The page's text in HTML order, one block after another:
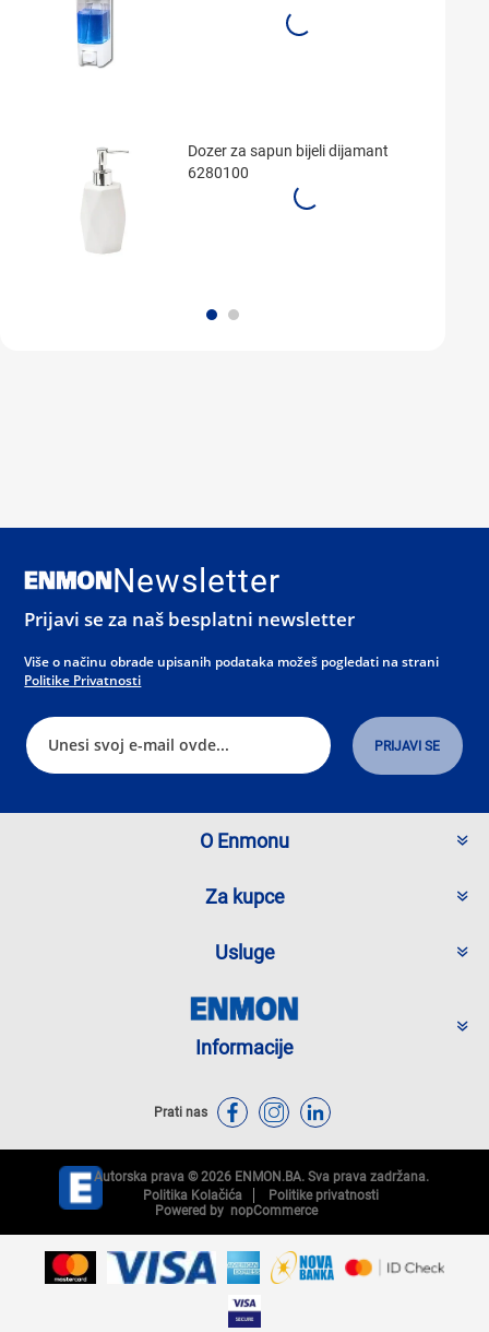
Dozer za sapun bijeli dijamant
6280100
Newsletter
Prijavi se za naš besplatni newsletter
Više o načinu obrade upisanih podataka možeš pogledati na strani
Politike Privatnosti
O Enmonu
Za kupce
Usluge
Informacije
Prati nas
Autorska prava © 2026 ENMON.BA. Sva prava zadržana.
Politika Kolačića
Politike privatnosti
Powered by nopCommerce